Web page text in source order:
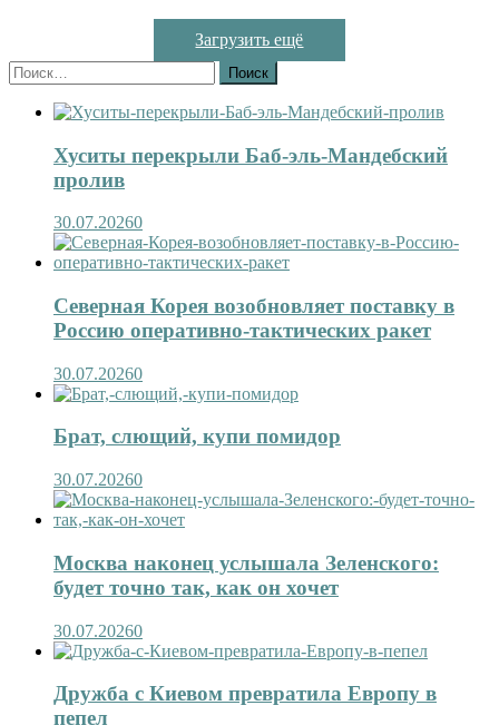
Загрузить ещё
Найти:
Хуситы перекрыли Баб-эль-Мандебский
пролив
30.07.20260
Северная Корея возобновляет поставку в
Россию оперативно-тактических ракет
30.07.20260
Брат, слющий, купи помидор
30.07.20260
Москва наконец услышала Зеленского:
будет точно так, как он хочет
30.07.20260
Дружба с Киевом превратила Европу в
пепел